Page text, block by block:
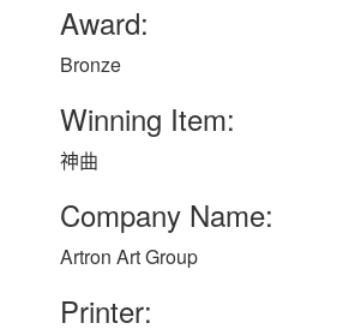
Award:
Bronze
Winning Item:
神曲
Company Name:
Artron Art Group
Printer: